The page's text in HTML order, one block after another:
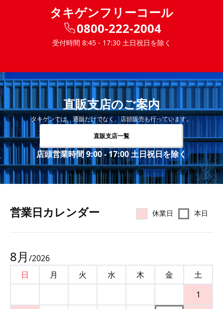
タキゲンフリーコール
0800-222-2004
受付時間 8:45 - 17:30 土日祝日を除く
直販支店のご案内
タキゲンでは、通販だけでなく、店頭販売も行っています。
直販支店一覧
店頭営業時間 9:00 - 17:00 土日祝日を除く
営業⽇カレンダー 休業日 本日
8月 /2026
日
月 火 水 木 金
土
1